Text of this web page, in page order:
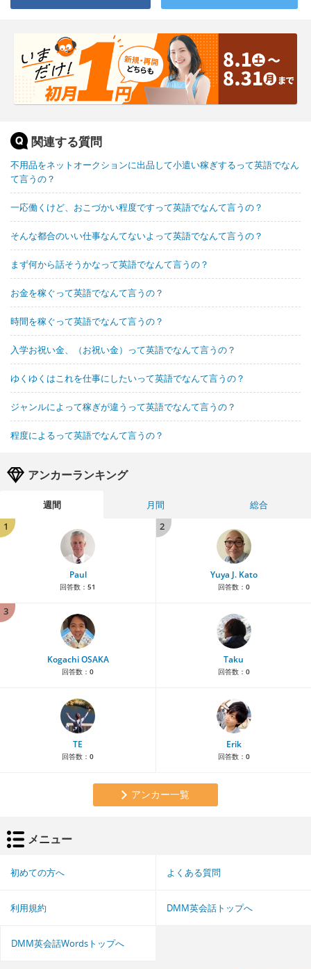
関連する質問
不用品をネットオークションに出品して小遣い稼ぎするって英語でなん
て言うの？
一応働くけど、おこづかい程度ですって英語でなんて言うの？
そんな都合のいい仕事なんてないよって英語でなんて言うの？
まず何から話そうかなって英語でなんて言うの？
お金を稼ぐって英語でなんて言うの？
時間を稼ぐって英語でなんて言うの？
入学お祝い金、（お祝い金）って英語でなんて言うの？
ゆくゆくはこれを仕事にしたいって英語でなんて言うの？
ジャンルによって稼ぎが違うって英語でなんて言うの？
程度によるって英語でなんて言うの？
アンカーランキング
週間 月間
総合
1
Paul
回答数： 51
2
Yuya J. Kato
回答数： 0
3
Kogachi OSAKA
回答数： 0
Taku
回答数： 0
TE
回答数： 0
Erik
回答数： 0
アンカー一覧
メニュー
初めての方へ よくある質問
利用規約 DMM英会話トップへ
DMM英会話Wordsトップへ